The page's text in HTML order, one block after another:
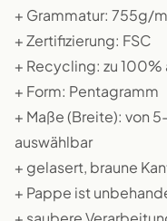
+ Grammatur: 755g/
+ Zertifizierung: FSC
+ Recycling: zu
+ Form: Pentagramm
+ Maße (Breite): von
auswählbar
+ gelasert, braune
+ Pappe ist